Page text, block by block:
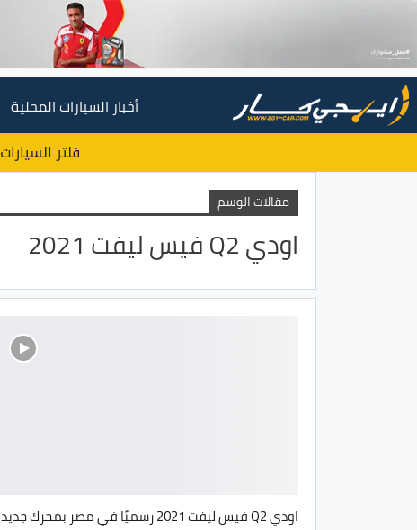
أخبار السيارات المحلية
فلتر السيارات
مقالات الوسم
اودي Q2 فيس ليفت 2021
اودي Q2 فيس ليفت 2021 رسميًا في مصر بمحرك جديد !